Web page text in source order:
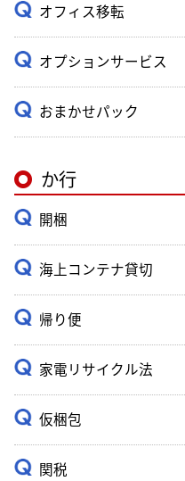
オフィス移転
オプションサービス
おまかせパック
か行
開梱
海上コンテナ貸切
帰り便
家電リサイクル法
仮梱包
関税